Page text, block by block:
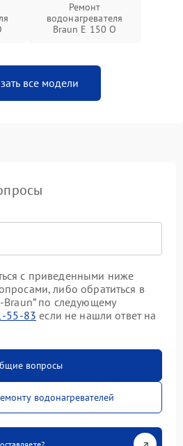
Ремонт
водонагревателя
Braun E 150 O
все модели
с приведенными ниже
либо обратиться в
Braun” по следующему
55-83 если не нашли ответ на
вопросы
водонагревателей